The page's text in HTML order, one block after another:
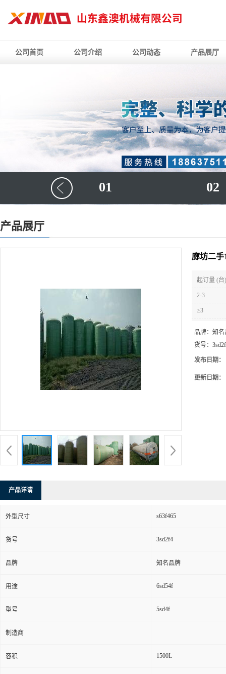
公司首页 公司介绍 公司动态 产品展厅
01 02
产品展厅
廊坊二
起订量 (台)
2-3
≥3
品牌： 知名
货号：
发布日期：
更新日期：
产品详请
外型尺寸 s63f465
货号 3sd2f4
品牌 知名品牌
用途 6sd54f
型号 5sd4f
制造商
容积 1500L